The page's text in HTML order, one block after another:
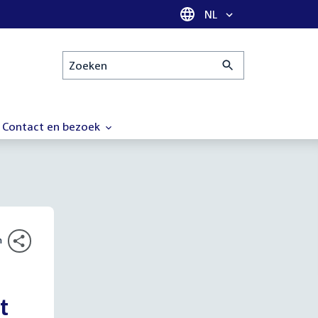
Taal selectie
NL
Zoeken
Contact en bezoek